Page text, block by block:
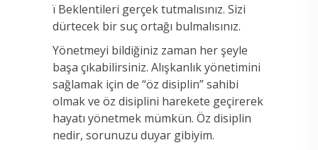
ï Beklentileri gerçek tutmalısınız. Sizi
dürtecek bir suç ortağı bulmalısınız.
Yönetmeyi bildiğiniz zaman her şeyle
başa çıkabilirsiniz. Alışkanlık yönetimini
sağlamak için de “öz disiplin” sahibi
olmak ve öz disiplini harekete geçirerek
hayatı yönetmek mümkün. Öz disiplin
nedir, sorunuzu duyar gibiyim.